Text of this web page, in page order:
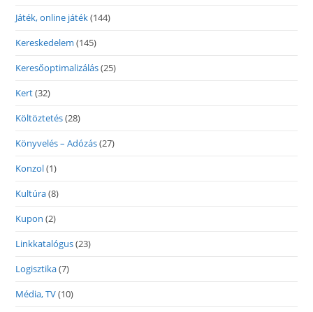
Játék, online játék(144)
Kereskedelem (145)
Keresőoptimalizálás(25)
Kert(32)
Költöztetés(28)
Könyvelés – Adózás(27)
Konzol(1)
Kultúra(8)
Kupon (2)
Linkkatalógus(23)
Logisztika(7)
Média, TV(10)